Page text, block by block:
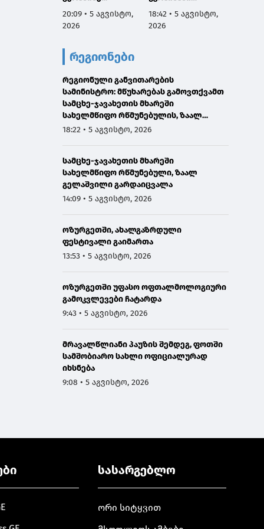
იმყოფებოდა ლანა
ლატარიას სახლში,
გარდაცვლილის
სულის საოხად
პანაშვიდი
აღავლინა
20:09 • 5 აგვისტო,
2026
მებრძოლ
ადამიანთათვის
18:42 • 5 აგვისტო,
2026
რეგიონები
რეგიონული განვითარების
სამინისტრო: მწუხარებას გამოვთქვამთ
სამცხე-ჯავახეთის მხარეში
სახელმწიფო რწმუნებულის, ზაალ
გელაშვილის გარდაცვალების გამო
18:22 • 5 აგვისტო, 2026
სამცხე-ჯავახეთის მხარეში
სახელმწიფო რწმუნებული, ზაალ
გელაშვილი გარდაიცვალა
14:09 • 5 აგვისტო, 2026
ოზურგეთში, ახალგაზრდული
ფესტივალი გაიმართა
13:53 • 5 აგვისტო, 2026
ოზურგეთში უფასო ოფთალმოლოგიური
გამოკვლევები ჩატარდა
9:43 • 5 აგვისტო, 2026
მრავალწლიანი პაუზის შემდეგ, ფოთში
სამშობიარო სახლი ოფიციალურად
იხსნება
9:08 • 5 აგვისტო, 2026
სასარგებლო
ორი სიტყვით